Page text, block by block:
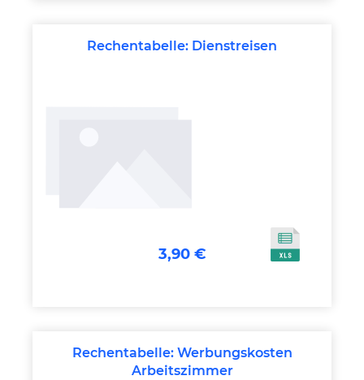
Rechentabelle: Dienstreisen
3,90 €
Rechentabelle: Werbungskosten
Arbeitszimmer